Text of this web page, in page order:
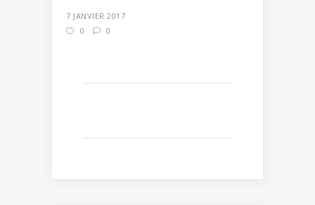
7 JANVIER 2017
0
0